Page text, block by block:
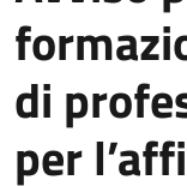
di
per